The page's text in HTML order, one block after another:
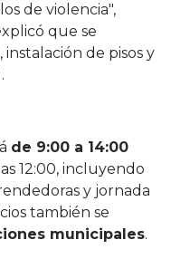
de violencia",
que se
de pisos y
de 9:00 a 14:00
12:00, incluyendo
y jornada
también se
municipales.